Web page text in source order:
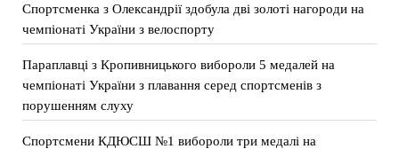
Спортсменка з Олександрії здобула дві золоті нагороди на
чемпіонаті України з велоспорту
Параплавці з Кропивницького вибороли 5 медалей на
чемпіонаті України з плавання серед спортсменів з
порушенням слуху
Спортсмени КДЮСШ №1 вибороли три медалі на